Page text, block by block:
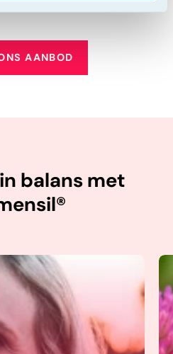
AANBOD
balans met